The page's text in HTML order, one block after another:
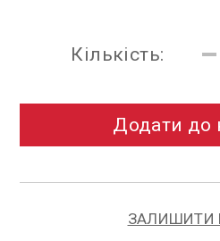
Кількість:
Додати до
ЗАЛИШИТИ